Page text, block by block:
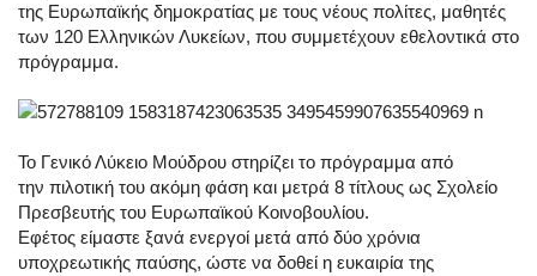
της Ευρωπαϊκής δημοκρατίας με τους νέους πολίτες, μαθητές
των 120 Ελληνικών Λυκείων, που συμμετέχουν εθελοντικά στο
πρόγραμμα.
Το Γενικό Λύκειο Μούδρου στηρίζει το πρόγραμμα από
την πιλοτική του ακόμη φάση και μετρά 8 τίτλους ως Σχολείο
Πρεσβευτής του Ευρωπαϊκού Κοινοβουλίου.
Εφέτος είμαστε ξανά ενεργοί μετά από δύο χρόνια
υποχρεωτικής παύσης, ώστε να δοθεί η ευκαιρία της